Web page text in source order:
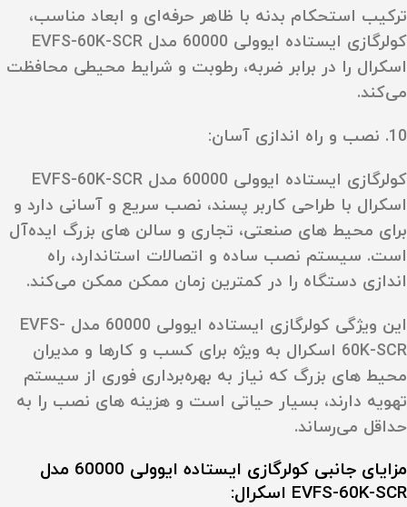
ترکیب استحکام بدنه با ظاهر حرفه‌ای و ابعاد مناسب،
کولرگازی ایستاده ایوولی 60000 مدل EVFS-60K-SCR
اسکرال را در برابر ضربه، رطوبت و شرایط محیطی محافظت
می‌کند.
10. نصب و راه‌ اندازی آسان:
کولرگازی ایستاده ایوولی 60000 مدل EVFS-60K-SCR
اسکرال با طراحی کاربر پسند، نصب سریع و آسانی دارد و
برای محیط‌ های صنعتی، تجاری و سالن‌ های بزرگ ایده‌آل
است. سیستم نصب ساده و اتصالات استاندارد، راه‌
اندازی دستگاه را در کمترین زمان ممکن ممکن می‌کند.
این ویژگی کولرگازی ایستاده ایوولی 60000 مدل EVFS-
60K-SCR اسکرال به ویژه برای کسب‌ و کارها و مدیران
محیط‌ های بزرگ که نیاز به بهره‌برداری فوری از سیستم
تهویه دارند، بسیار حیاتی است و هزینه‌ های نصب را به
حداقل می‌رساند.
مزایای جانبی کولرگازی ایستاده ایوولی 60000 مدل
EVFS-60K-SCR اسکرال: